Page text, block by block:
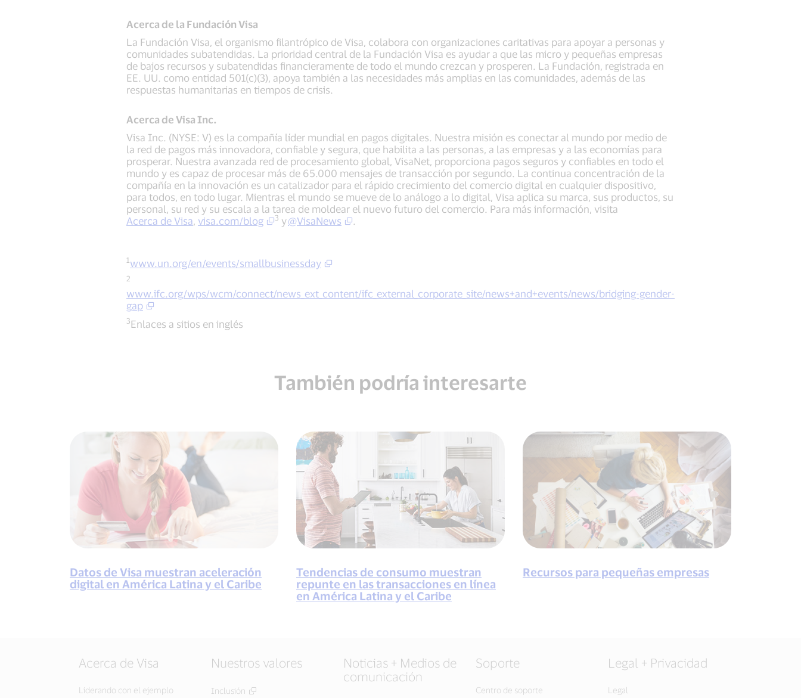
Acerca de la Fundación Visa
La Fundación Visa, el organismo filantrópico de Visa, colabora con organizaciones caritativas para apoyar a personas y
comunidades subatendidas. La prioridad central de la Fundación Visa es ayudar a que las micro y pequeñas empresas
de bajos recursos y subatendidas financieramente de todo el mundo crezcan y prosperen. La Fundación, registrada en
EE. UU. como entidad 501(c)(3), apoya también a las necesidades más amplias en las comunidades, además de las
respuestas humanitarias en tiempos de crisis.
Acerca de Visa Inc.
Visa Inc. (NYSE: V) es la compañía líder mundial en pagos digitales. Nuestra misión es conectar al mundo por medio de
la red de pagos más innovadora, confiable y segura, que habilita a las personas, a las empresas y a las economías para
prosperar. Nuestra avanzada red de procesamiento global, VisaNet, proporciona pagos seguros y confiables en todo el
mundo y es capaz de procesar más de 65.000 mensajes de transacción por segundo. La continua concentración de la
compañía en la innovación es un catalizador para el rápido crecimiento del comercio digital en cualquier dispositivo,
para todos, en todo lugar. Mientras el mundo se mueve de lo análogo a lo digital, Visa aplica su marca, sus productos, su
personal, su red y su escala a la tarea de moldear el nuevo futuro del comercio. Para más información, visita
Acerca de Visa visa.com/blog 3 y@VisaNews
1 www.un.org/en/events/smallbusinessday
2
www.ifc.org/wps/wcm/connect/news_ext_content/ifc_external_corporate_site/news+and+events/news/bridging-gender-
gap
3Enlaces a sitios en inglés
También podría interesarte
Datos de Visa muestran aceleración
digital en América Latina y el Caribe
Tendencias de consumo muestran
repunte en las transacciones en línea
en América Latina y el Caribe
Recursos para pequeñas empresas
Acerca de Visa
Liderando con el ejemplo
Nuestros valores
Inclusión
Noticias + Medios de
comunicación
Soporte
Centro de soporte
Legal + Privacidad
Legal